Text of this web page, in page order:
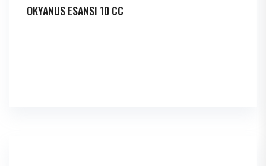
OKYANUS ESANSI 10 CC